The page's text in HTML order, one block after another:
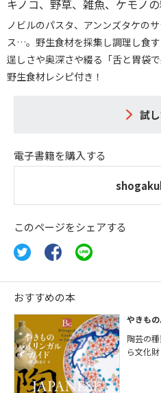
キノコ、野草、雑魚、ケモノの
ノビルのパスタ、アンンズタケの
ス…。野生食材を採集し調理し食
逞しさや奥深さや綴る「舌と胃袋
野生食材レシピ付き！
試
電子書籍を購入する
このページをシェアする
おすすめの本
やきも
陶芸の
ら文化